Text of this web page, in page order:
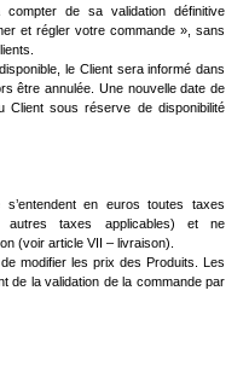
de sa validation définitive
et régler votre commande », sans
le Client sera informé dans
être annulée. Une nouvelle date de
Client sous réserve de disponibilité
en euros toutes taxes
autres taxes applicables) et ne
(voir article VII – livraison).
modifier les prix des Produits. Les
de la validation de la commande par